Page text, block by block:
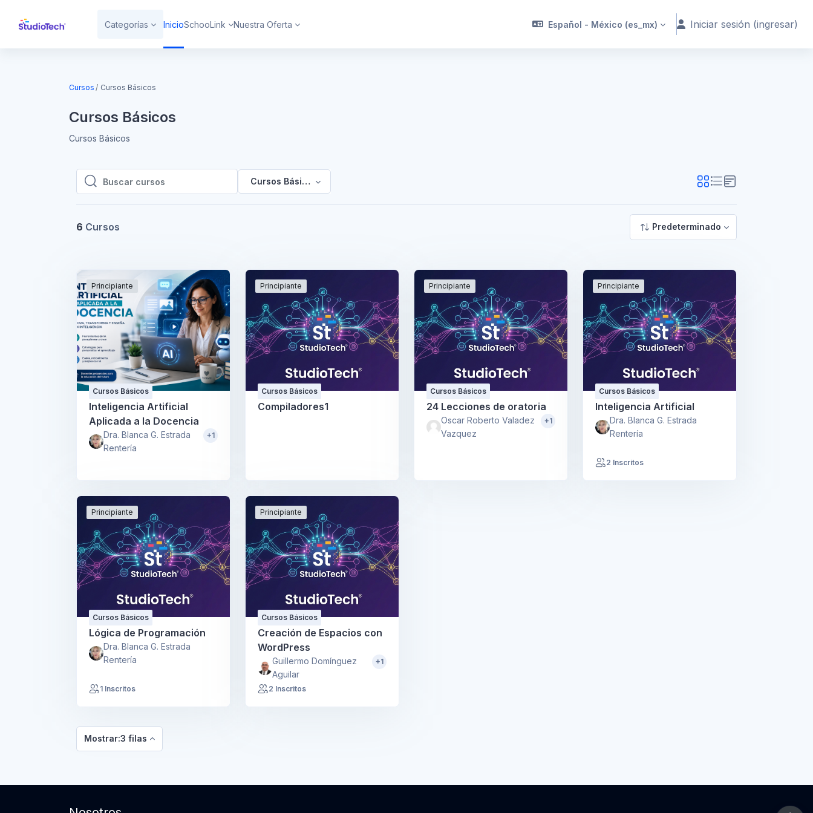
Categorías InicioSchooLink Nuestra Oferta Español - México ‎(es_mx)‎ Iniciar sesión (ingresar)
Cursos Cursos Básicos
Cursos Básicos
Cursos Básicos
Buscar cursos
Buscar cursos
Cursos Básicos
6 Cursos Predeterminado
Principiante
Cursos Básicos
Inteligencia Artificial
Aplicada a la Docencia
Dra. Blanca G. Estrada
Rentería
+1
Principiante
Cursos Básicos
Compiladores1
Principiante
Cursos Básicos
24 Lecciones de oratoria
Oscar Roberto Valadez
Vazquez
+1
Principiante
Cursos Básicos
Inteligencia Artificial
Dra. Blanca G. Estrada
Rentería
2 Inscritos
Principiante
Cursos Básicos
Lógica de Programación
Dra. Blanca G. Estrada
Rentería
1 Inscritos
Principiante
Cursos Básicos
Creación de Espacios con
WordPress
Guillermo Domínguez
Aguilar
+1
2 Inscritos
Mostrar:3 filas